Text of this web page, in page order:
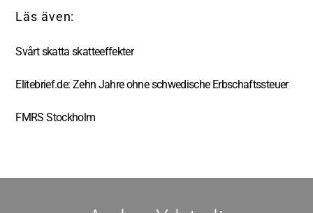
Svårt skatta skatteeffekter
Elitebrief.de: Zehn Jahre ohne schwedische Erbschaftssteuer
FMRS Stockholm